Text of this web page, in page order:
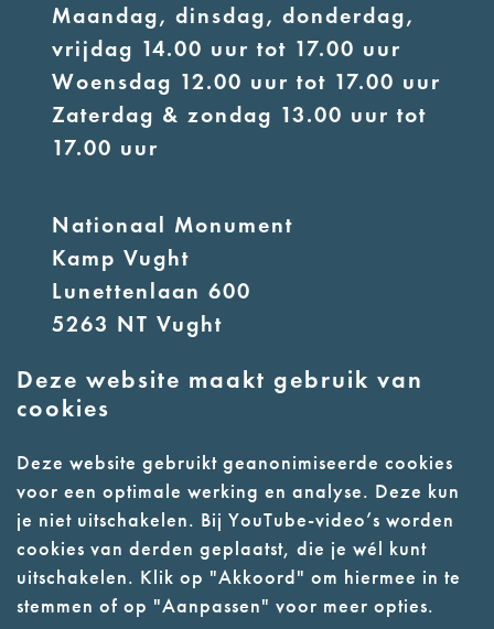
Deze website maakt gebruik van
cookies
Deze website gebruikt geanonimiseerde cookies
voor een optimale werking en analyse. Deze kun
je niet uitschakelen. Bij YouTube-video’s worden
cookies van derden geplaatst, die je wél kunt
uitschakelen. Klik op "Akkoord" om hiermee in te
stemmen of op "Aanpassen" voor meer opties.
Maandag, dinsdag, donderdag,
vrijdag 14.00 uur tot 17.00 uur
Woensdag 12.00 uur tot 17.00 uur
Zaterdag & zondag 13.00 uur tot
17.00 uur
Nationaal Monument
Kamp Vught
Lunettenlaan 600
5263 NT Vught
E:info@nmkampvught.nl
- Parkeer in de vakken of in de
parkeergarage (begane grond)
- Alleen geleidehonden
toegestaan